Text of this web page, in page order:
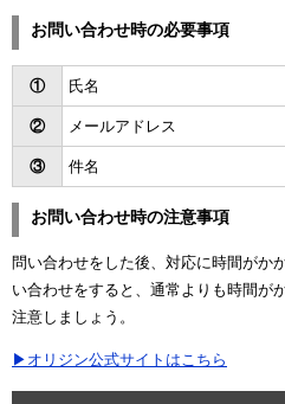
お問い合わせ時の必要事項
① 氏名
② メールアドレス
③ 件名
お問い合わせ時の注意事項
問い合わせをした後、対応に時間がか
い合わせをすると、通常よりも時間が
注意しましょう。
▶オリジン公式サイトはこちら